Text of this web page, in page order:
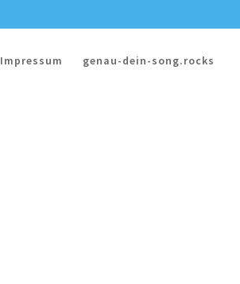
Impressum genau-dein-song.rocks